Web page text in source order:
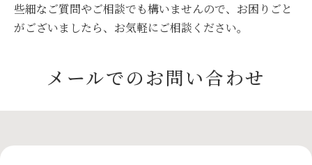
些細なご質問やご相談でも構いませんので、お困りごと
がございましたら、お気軽にご相談ください。
メールでのお問い合わせ